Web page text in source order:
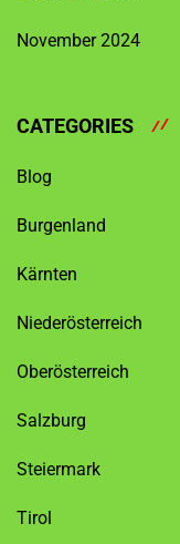
November 2024
CATEGORIES
Blog
Burgenland
Kärnten
Niederösterreich
Oberösterreich
Salzburg
Steiermark
Tirol